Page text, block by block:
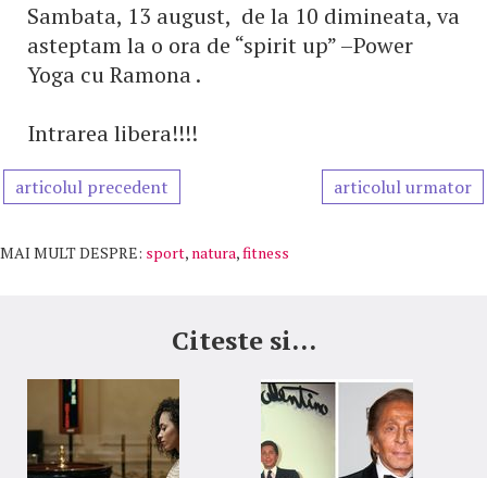
Sambata, 13 august, de la 10 dimineata, va
asteptam la o ora de “spirit up” –Power
Yoga cu Ramona .
Intrarea libera!!!!
articolul precedent articolul urmator
MAI MULT DESPRE: sport, natura,fitness
Citeste si...